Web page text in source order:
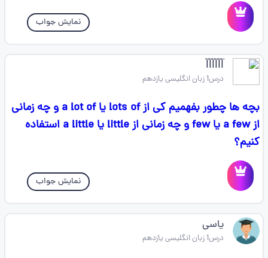
نمایش جواب
l⃐l⃐l⃐l⃐l⃐l⃐
درس1 زبان انگلیسی یازدهم
بچه ها چطور بفهمیم کی از lots of یا a lot of و چه زمانی
از a few یا few و چه زمانی از little یا a little استفاده
کنیم؟
نمایش جواب
یاسی
درس1 زبان انگلیسی یازدهم